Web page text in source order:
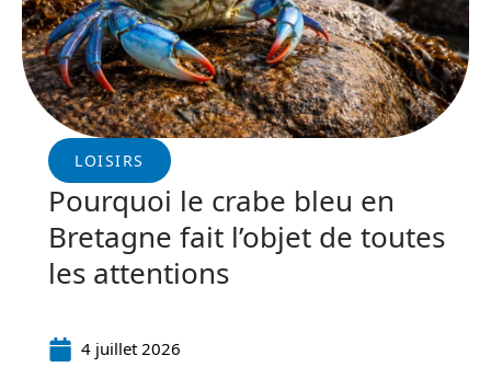
LOISIRS
Pourquoi le crabe bleu en
Bretagne fait l’objet de toutes
les attentions
4 juillet 2026